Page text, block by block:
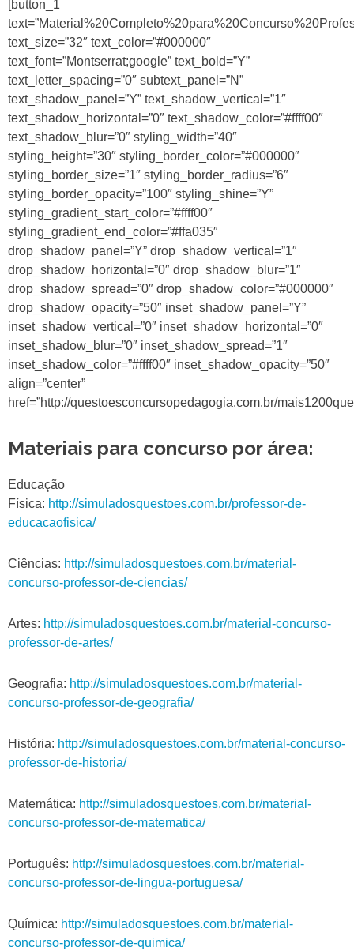
[button_1
text_size=”32″ text_color=”#000000″
text_font=”Montserrat;google” text_bold=”Y”
text_letter_spacing=”0″ subtext_panel=”N”
text_shadow_panel=”Y” text_shadow_vertical=”1″
text_shadow_horizontal=”0″ text_shadow_color=”#ffff00″
text_shadow_blur=”0″ styling_width=”40″
styling_height=”30″ styling_border_color=”#000000″
styling_border_size=”1″ styling_border_radius=”6″
styling_border_opacity=”100″ styling_shine=”Y”
styling_gradient_start_color=”#ffff00″
styling_gradient_end_color=”#ffa035″
drop_shadow_panel=”Y” drop_shadow_vertical=”1″
drop_shadow_horizontal=”0″ drop_shadow_blur=”1″
drop_shadow_spread=”0″ drop_shadow_color=”#000000″
drop_shadow_opacity=”50″ inset_shadow_panel=”Y”
inset_shadow_vertical=”0″ inset_shadow_horizontal=”0″
inset_shadow_blur=”0″ inset_shadow_spread=”1″
inset_shadow_color=”#ffff00″ inset_shadow_opacity=”50″
align=”center”
href=”http://questoesconcursopedagogia.com.br/
Materiais para concurso por área:
Educação
Física: http://simuladosquestoes.com.br/professor-de-
educacaofisica/
Ciências: http://simuladosquestoes.com.br/material-
concurso-professor-de-ciencias/
Artes: http://simuladosquestoes.com.br/material-concurso-
professor-de-artes/
Geografia: http://simuladosquestoes.com.br/material-
concurso-professor-de-geografia/
História: http://simuladosquestoes.com.br/material-concurso-
professor-de-historia/
Matemática: http://simuladosquestoes.com.br/material-
concurso-professor-de-matematica/
Português: http://simuladosquestoes.com.br/material-
concurso-professor-de-lingua-portuguesa/
Química: http://simuladosquestoes.com.br/material-
concurso-professor-de-quimica/